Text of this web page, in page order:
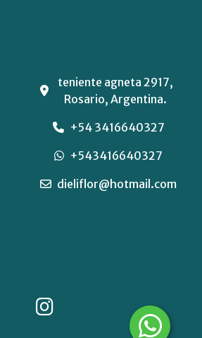
teniente agneta 2917,
Rosario, Argentina.
+54 3416640327
+543416640327
dieliflor@hotmail.com